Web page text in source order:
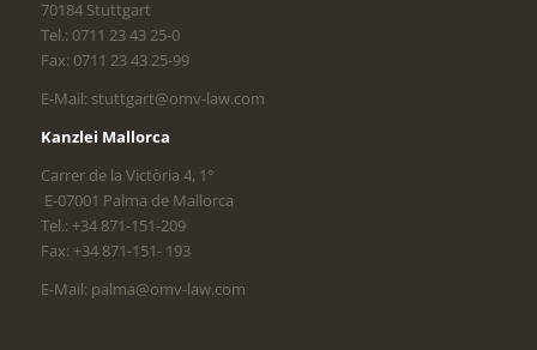
70184 Stuttgart
Tel.: 0711 23 43 25-0
Fax: 0711 23 43 25-99
E-Mail: stuttgart@omv-law.com
Kanzlei Mallorca
Carrer de la Victòria 4, 1°
E-07001 Palma de Mallorca
Tel.: +34 871-151-209
Fax: +34 871-151- 193
E-Mail: palma@omv-law.com